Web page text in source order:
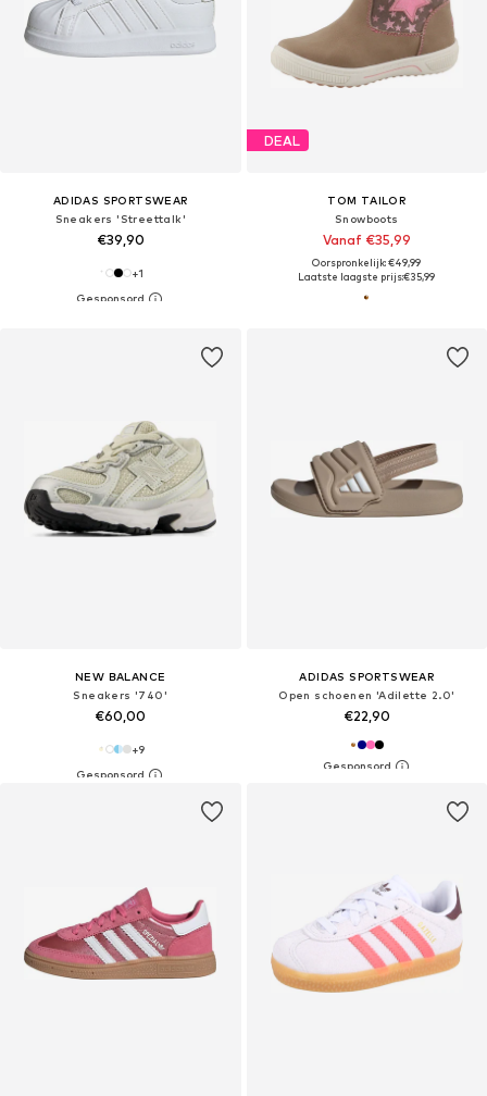
ADIDAS SPORTSWEAR
Sneakers 'Streettalk'
€39,90
+1
DEAL
TOM TAILOR
Snowboots
Vanaf €35,99
Oorspronkelijk: €49,99
Laatste laagste prijs:€35,99
NEW BALANCE
Sneakers '740'
€60,00
+9
ADIDAS SPORTSWEAR
Open schoenen 'Adilette 2.0'
€22,90